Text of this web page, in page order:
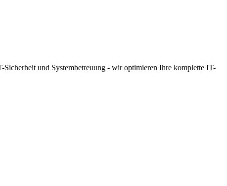
und Systembetreuung - wir optimieren Ihre komplette IT-